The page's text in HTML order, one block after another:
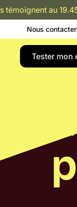
témoignent au
Nous contacter
Tester mon